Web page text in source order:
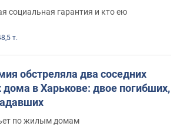
социальная гарантия и кто ею
т.
обстреляла два соседних
в Харькове: двое погибших,
по жилым домам